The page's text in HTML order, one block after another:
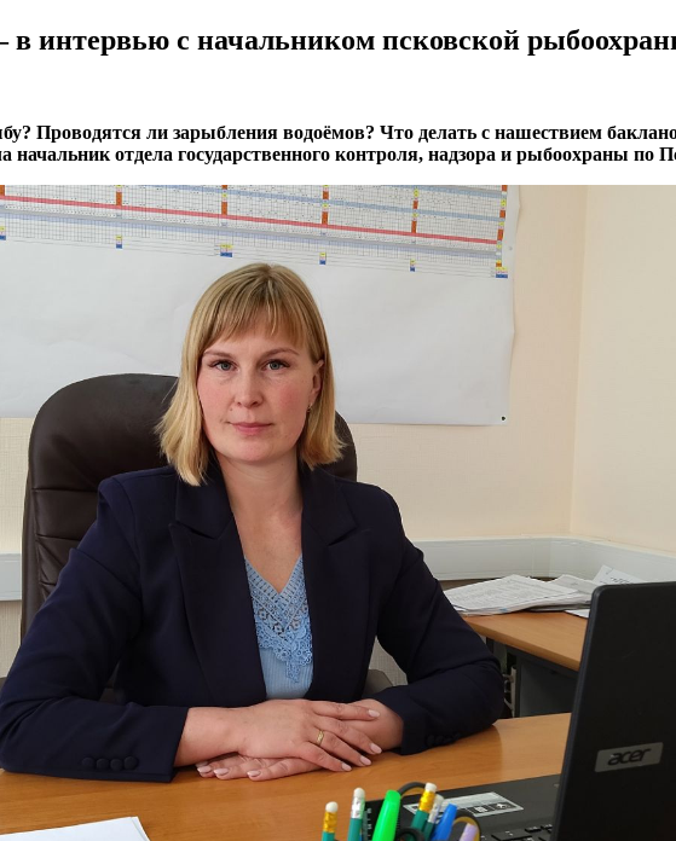
в интервью с начальником псковской
Проводятся ли зарыбления водоёмов? Что делать с нашествием
отдела государственного контроля, надзора и рыбоохраны по